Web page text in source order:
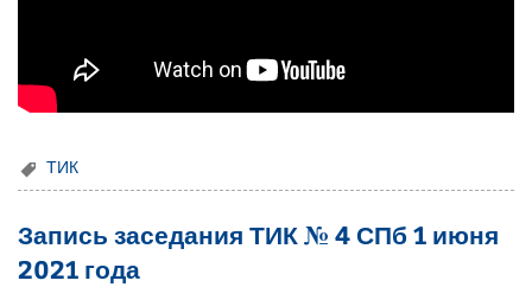
ТИК
Запись заседания ТИК № 4 СПб 1 июня
2021 года